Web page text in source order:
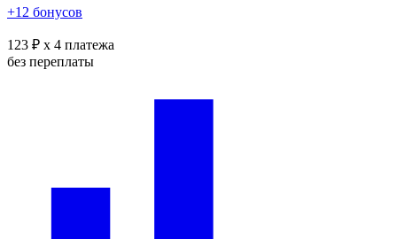
+12 бонусов
123 ₽ x 4 платежа
без переплаты